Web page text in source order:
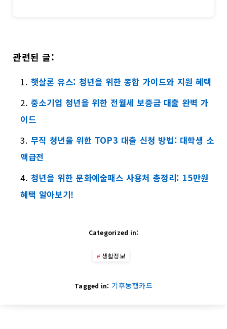
관련된 글:
햇살론 유스: 청년을 위한 종합 가이드와 지원 혜택
중소기업 청년을 위한 전월세 보증금 대출 완벽 가
이드
무직 청년을 위한 TOP3 대출 신청 방법: 대학생 소
액급전
청년을 위한 문화예술패스 사용처 총정리: 15만원
혜택 알아보기!
Categorized in:
생활정보
Tagged in: 기후동행카드